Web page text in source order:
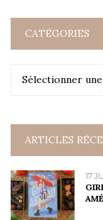
CATÉGORIES
Sélectionner
Catégories
ARTICLES
17